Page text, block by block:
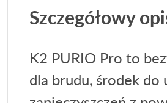
Szczegółowy
K2 PURIO Pro to
dla brudu, środek do